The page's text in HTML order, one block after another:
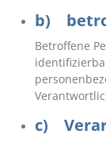
b)
Betroffene
c)